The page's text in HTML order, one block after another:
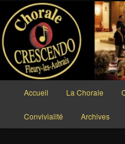
au
contenu
principalChorale
principal
Accueil La Chorale
Convivialité Archives